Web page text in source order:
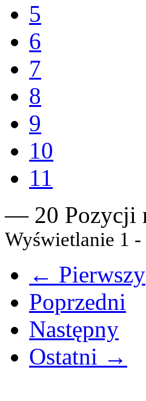
5
6
7
8
9
10
11
— 20 Pozycji
Wyświetlanie 1
← Pierwszy
Poprzedni
Następny
Ostatni →